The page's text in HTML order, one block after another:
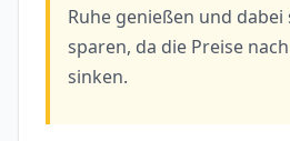
Ruhe genießen und
sparen, da die Preise
sinken.